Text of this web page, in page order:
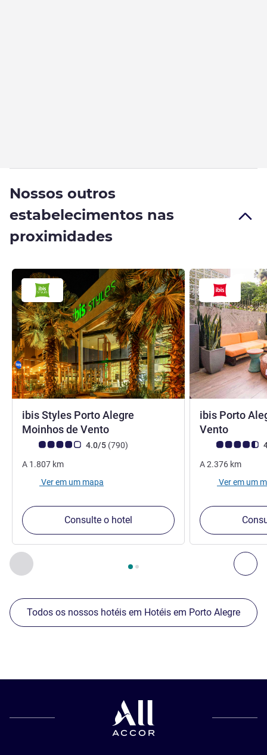
Nossos outros
estabelecimentos nas
proximidades
Anterior - Nossos outros estabelecimentos nas
Página , Nossos outros estabelecimentos nas
ibis Styles Porto Alegre
Moinhos de Vento
Classificação clientes Avis (Classificação ALL)
4.0/5 (790comentários
)
A 1.807 km
Ver em um mapa
Consulte o hotel
ibis Porto
Vento
Classificação
A2.376 km
Ver em um
Todos os nossos hotéis em Hotéis em Porto Alegre